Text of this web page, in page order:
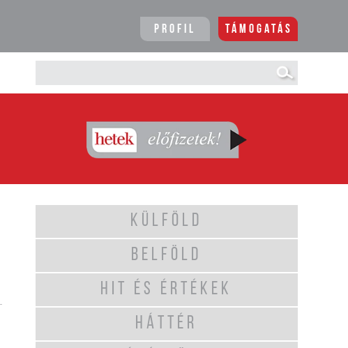
Profil Támogatás
KÜLFÖLD
BELFÖLD
HIT ÉS ÉRTÉKEK
HÁTTÉR